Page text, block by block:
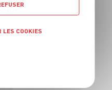
LES COOKIES